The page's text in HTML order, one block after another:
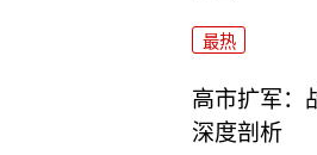
最热
高市扩军：
深度剖析